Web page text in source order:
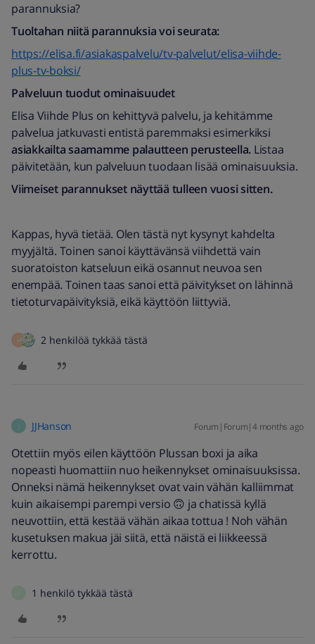
parannuksia?
Tuoltahan niitä parannuksia voi seurata:
https://elisa.fi/asiakaspalvelu/tv-palvelut/elisa-viihde-
plus-tv-boksi/
Palveluun tuodut ominaisuudet
Elisa Viihde Plus on kehittyvä palvelu, ja kehitämme
palvelua jatkuvasti entistä paremmaksi esimerkiksi
asiakkailta saamamme palautteen perusteella. Listaa
päivitetään, kun palveluun tuodaan lisää ominaisuuksia.
Viimeiset parannukset näyttää tulleen vuosi sitten.
Kappas, hyvä tietää. Olen tästä nyt kysynyt kahdelta
myyjältä. Toinen sanoi käyttävänsä viihdettä vain
suoratoiston katseluun eikä osannut neuvoa sen
enempää. Toinen taas sanoi että päivitykset on lähinnä
tietoturvapäivityksiä, eikä käyttöön liittyviä.
H 2 henkilöä tykkää tästä
JJHanson Forum|Forum|4 months ago
Otettiin myös eilen käyttöön Plussan boxi ja aika
nopeasti huomattiin nuo heikennykset ominaisuuksissa.
Onneksi nämä heikennykset ovat vain vähän kalliimmat
kuin aikaisempi parempi versio 🙃 ja chatissä kyllä
neuvottiin, että kestää vähän aikaa tottua ! Noh vähän
kusetuksen makua jäi siitä, että näistä ei liikkeessä
kerrottu.
1 henkilö tykkää tästä